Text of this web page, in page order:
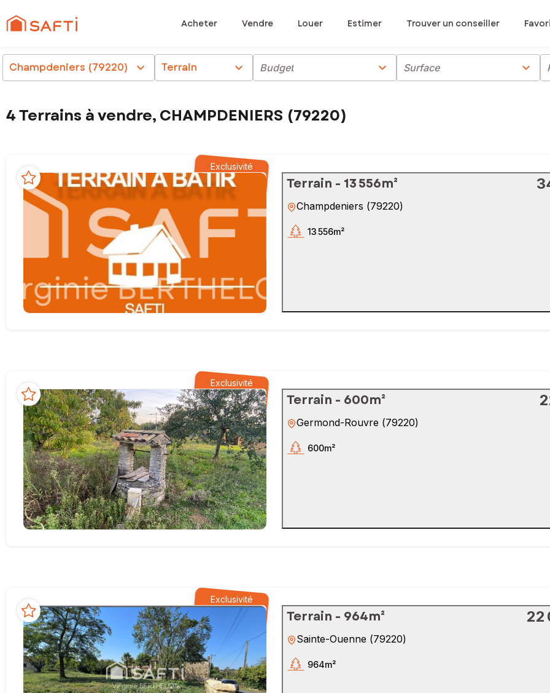
Acheter Vendre Louer Estimer Trouver un conseiller
Champdeniers (79220) chevron_right Terrain chevron_right Budget chevron_right Surface chevron_right
4 Terrains à vendre, CHAMPDENIERS (79220)
Exclusivité
Terrain - 13 556m²
Champdeniers (79220)
13 556m²
Exclusivité
Terrain - 600m²
Germond-Rouvre (79220)
600m²
Exclusivité
Terrain - 964m² 22
Sainte-Ouenne (79220)
964m²